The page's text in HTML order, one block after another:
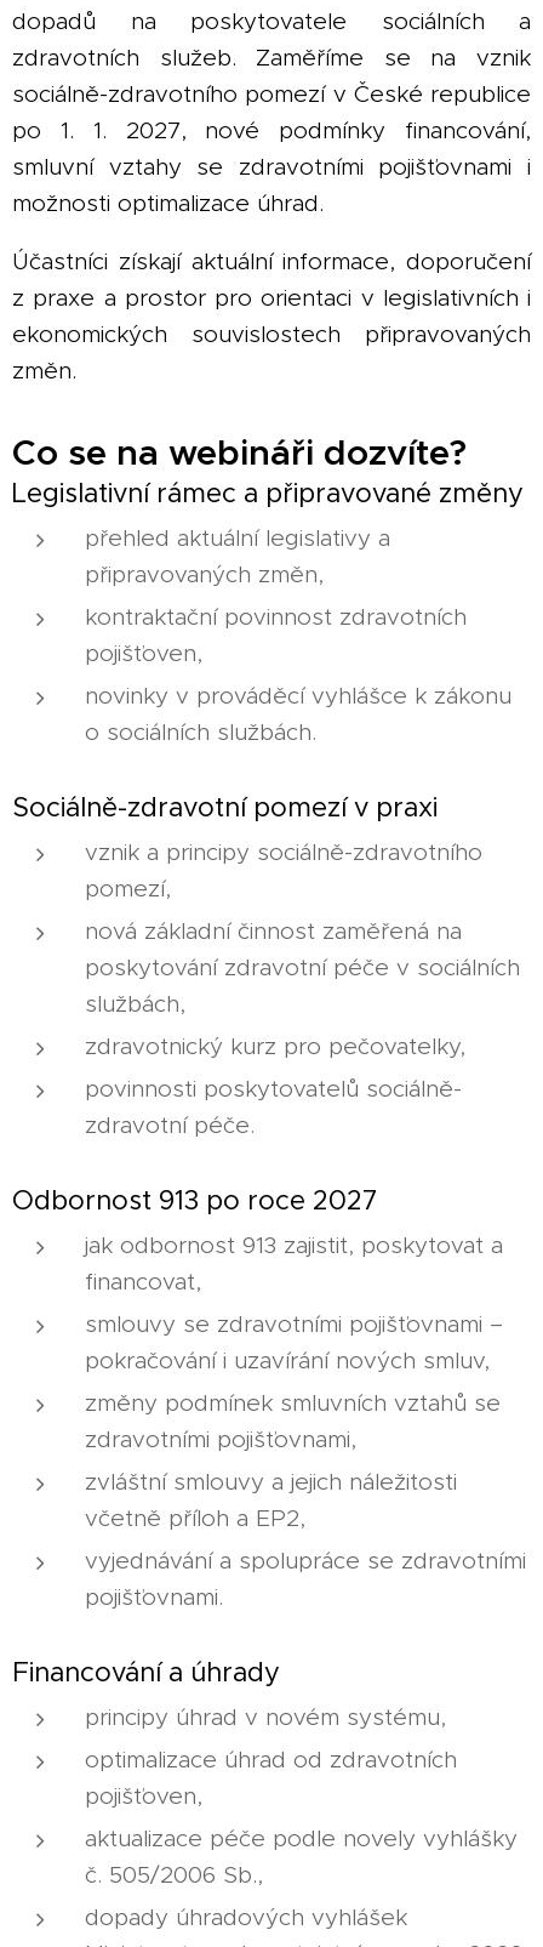
dopadů na poskytovatele sociálních a
zdravotních služeb. Zaměříme se na vznik
sociálně-zdravotního pomezí v České republice
po 1. 1. 2027, nové podmínky financování,
smluvní vztahy se zdravotními pojišťovnami i
možnosti optimalizace úhrad.
Účastníci získají aktuální informace, doporučení
z praxe a prostor pro orientaci v legislativních i
ekonomických souvislostech připravovaných
změn.
Co se na webináři dozvíte?
Legislativní rámec a připravované změny
přehled aktuální legislativy a
připravovaných změn,
kontraktační povinnost zdravotních
pojišťoven,
novinky v prováděcí vyhlášce k zákonu
o sociálních službách.
Sociálně-zdravotní pomezí v praxi
vznik a principy sociálně-zdravotního
pomezí,
nová základní činnost zaměřená na
poskytování zdravotní péče v sociálních
službách,
zdravotnický kurz pro pečovatelky,
povinnosti poskytovatelů sociálně-
zdravotní péče.
Odbornost 913 po roce 2027
jak odbornost 913 zajistit, poskytovat a
financovat,
smlouvy se zdravotními pojišťovnami –
pokračování i uzavírání nových smluv,
změny podmínek smluvních vztahů se
zdravotními pojišťovnami,
zvláštní smlouvy a jejich náležitosti
včetně příloh a EP2,
vyjednávání a spolupráce se zdravotními
pojišťovnami.
Financování a úhrady
principy úhrad v novém systému,
optimalizace úhrad od zdravotních
pojišťoven,
aktualizace péče podle novely vyhlášky
č. 505/2006 Sb.,
dopady úhradových vyhlášek